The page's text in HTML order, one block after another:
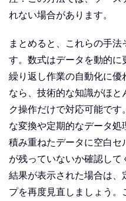
れない場合があります。
まとめると、これらの手
す。数式はデータを動的
繰り返し作業の自動化に
なら、技術的な知識がほ
ク操作だけで対応可能で
な変換や定期的なデータ
積み重ねたデータに空白
が残っていないか確認し
結果が表示された場合は、
プを再度見直しましょう。